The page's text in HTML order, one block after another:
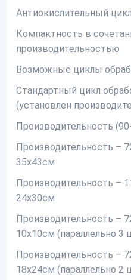
Антиокислительный
Компактность в
производительностью
Возможные циклы
Стандартный цикл
(установлен
Производительность
Производительность –
35х43см
Производительность –
24х30см
Производительность –
10х10см (параллельно 3
Производительность –
18х24см (параллельно 2